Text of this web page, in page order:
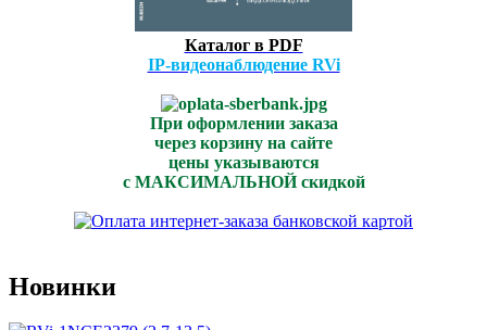
Каталог в PDF
IP-видеонаблюдение RVi
При оформлении заказа
через корзину на сайте
цены указываются
с МАКСИМАЛЬНОЙ скидкой
Новинки